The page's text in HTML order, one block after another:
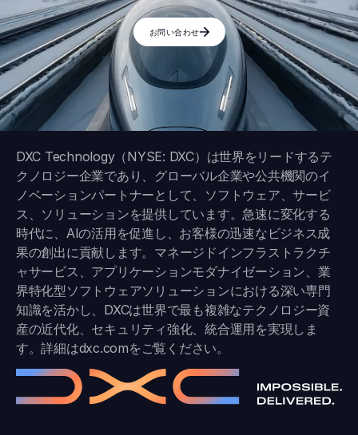
お問い合わせ
DXC Technology（NYSE: DXC）は世界をリードするテ
クノロジー企業であり、グローバル企業や公共機関のイ
ノベーションパートナーとして、ソフトウェア、サービ
ス、ソリューションを提供しています。急速に変化する
時代に、AIの活用を促進し、お客様の迅速なビジネス成
果の創出に貢献します。マネージドインフラストラクチ
ャサービス、アプリケーションモダナイゼーション、業
界特化型ソフトウェアソリューションにおける深い専門
知識を活かし、DXCは世界で最も複雑なテクノロジー資
産の近代化、セキュリティ強化、統合運用を実現しま
す。詳細はdxc.comをご覧ください。